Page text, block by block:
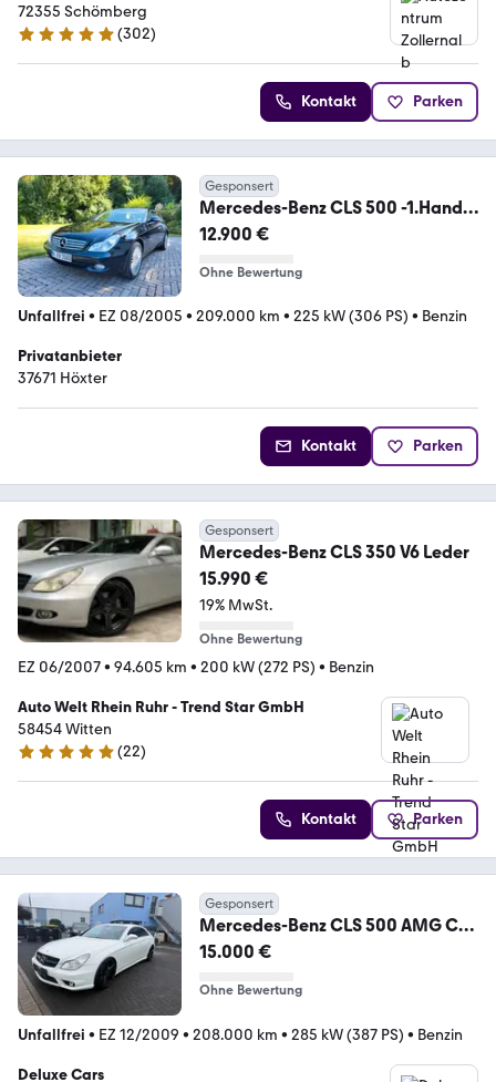
72355 Schömberg
4.9 Sterne
(302)
Kontakt Parken
Gesponsert
Mercedes-Benz CLS 500 -1.Hand,
Check-Heft, Vollausstattung
12.900 €
Ohne Bewertung
Unfallfrei • EZ 08/2005 • 209.000 km • 225 kW (306 PS) • Benzin
Privatanbieter
37671 Höxter
Kontakt Parken
Gesponsert
Mercedes-Benz CLS 350 V6 Leder
15.990 €
19% MwSt.
Ohne Bewertung
EZ 06/2007• 94.605 km • 200 kW (272 PS) • Benzin
Auto Welt Rhein Ruhr - Trend Star GmbH
58454 Witten
4.9 Sterne
(22)
Kontakt Parken
Gesponsert
Mercedes-Benz CLS 500 AMG CLS
15.000 €
Ohne Bewertung
Unfallfrei • EZ 12/2009 • 208.000 km • 285 kW (387 PS) • Benzin
Deluxe Cars